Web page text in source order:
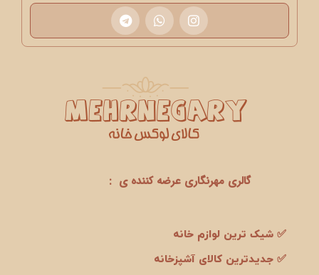
گالری مهرنگاری عرضه کننده ی :
✅ شیک ترین لوازم خانه
✅ جدیدترین کالای آشپزخانه